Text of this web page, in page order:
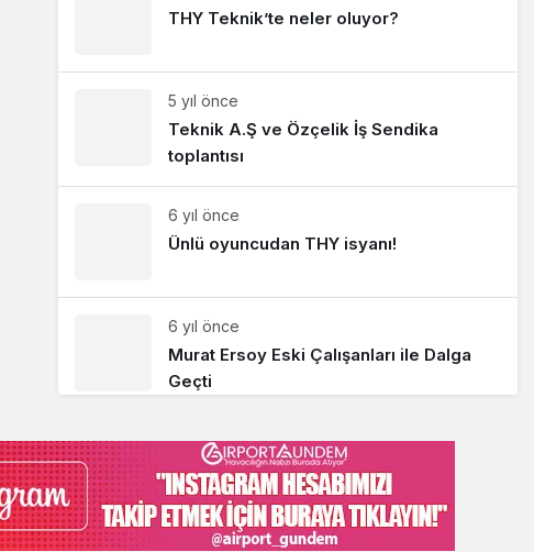
THY Teknik’te neler oluyor?
5 yıl önce
Teknik A.Ş ve Özçelik İş Sendika
toplantısı
6 yıl önce
Ünlü oyuncudan THY isyanı!
6 yıl önce
Murat Ersoy Eski Çalışanları ile Dalga
Geçti